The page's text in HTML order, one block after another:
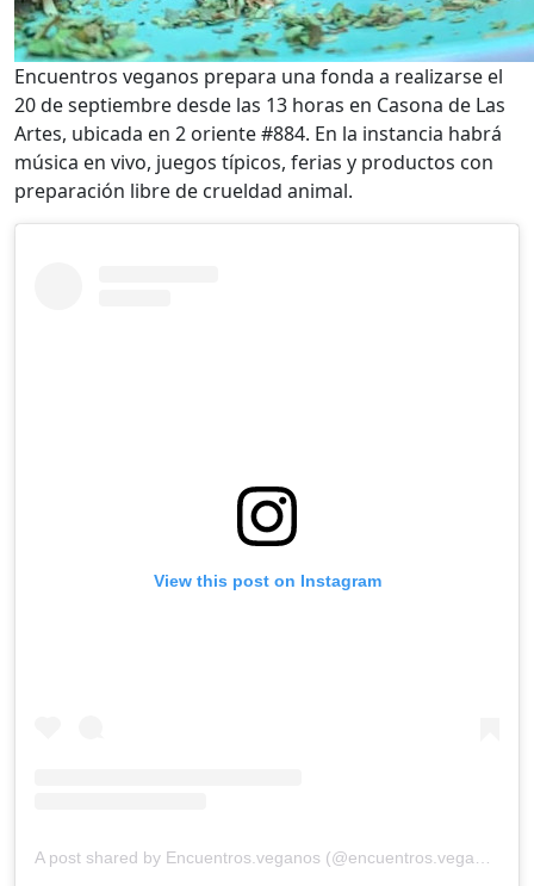
Encuentros veganos prepara una fonda a realizarse el
20 de septiembre desde las 13 horas en Casona de Las
Artes, ubicada en 2 oriente #884. En la instancia habrá
música en vivo, juegos típicos, ferias y productos con
preparación libre de crueldad animal.
View this post on Instagram